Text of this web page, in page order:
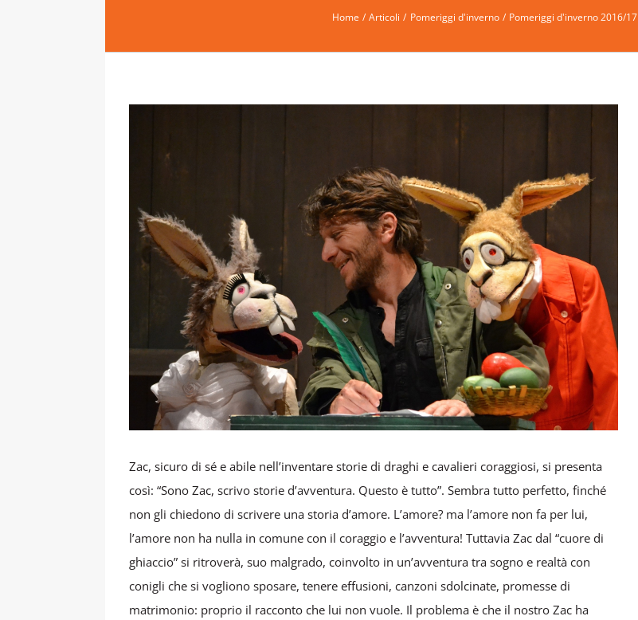
Home Articoli Pomeriggi d'inverno Pomeriggi d'inverno 2016/17
Zac, sicuro di sé e abile nell’inventare storie di draghi e cavalieri coraggiosi, si presenta
così: “Sono Zac, scrivo storie d’avventura. Questo è tutto”. Sembra tutto perfetto, finché
non gli chiedono di scrivere una storia d’amore. L’amore? ma l’amore non fa per lui,
l’amore non ha nulla in comune con il coraggio e l’avventura! Tuttavia Zac dal “cuore di
ghiaccio” si ritroverà, suo malgrado, coinvolto in un’avventura tra sogno e realtà con
conigli che si vogliono sposare, tenere effusioni, canzoni sdolcinate, promesse di
matrimonio: proprio il racconto che lui non vuole. Il problema è che il nostro Zac ha